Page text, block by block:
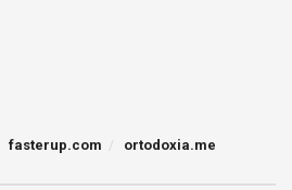
fasterup.com ortodoxia.me